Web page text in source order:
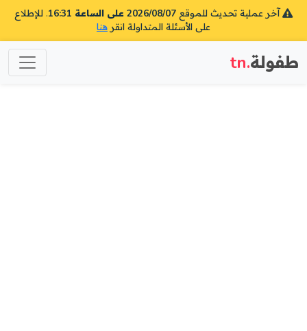
آخر عملية تحديث للموقع 2026/08/07 على الساعة 16:31
. للإطلاع
على الأسئلة المتداولة انقر هنا
طفولة.tn